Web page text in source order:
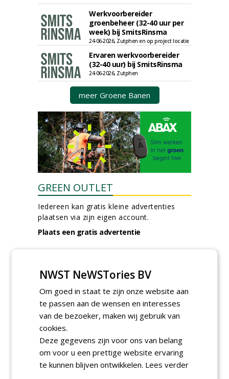
Werkvoorbereider
groenbeheer (32-40 uur per
week) bij SmitsRinsma
24-06-2026, Zutphen en op project locatie
Ervaren werkvoorbereider
(32-40 uur) bij SmitsRinsma
24-06-2026, Zutphen
meer Groene Banen
GREEN OUTLET
Iedereen kan gratis kleine advertenties
plaatsen via zijn eigen account.
Plaats een gratis advertentie
AGENDA
Roadshow over
GreentoColour en Heem in
Swalmen
NWST NeWSTories BV
Om goed in staat te zijn onze website aan
te passen aan de wensen en interesses
van de bezoeker, maken wij gebruik van
cookies.
Deze gegevens zijn voor ons van belang
om voor u een prettige website ervaring
te kunnen blijven ontwikkelen. Lees verder